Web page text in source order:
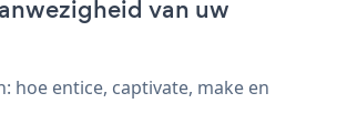
van uw
hoe entice, captivate, make en